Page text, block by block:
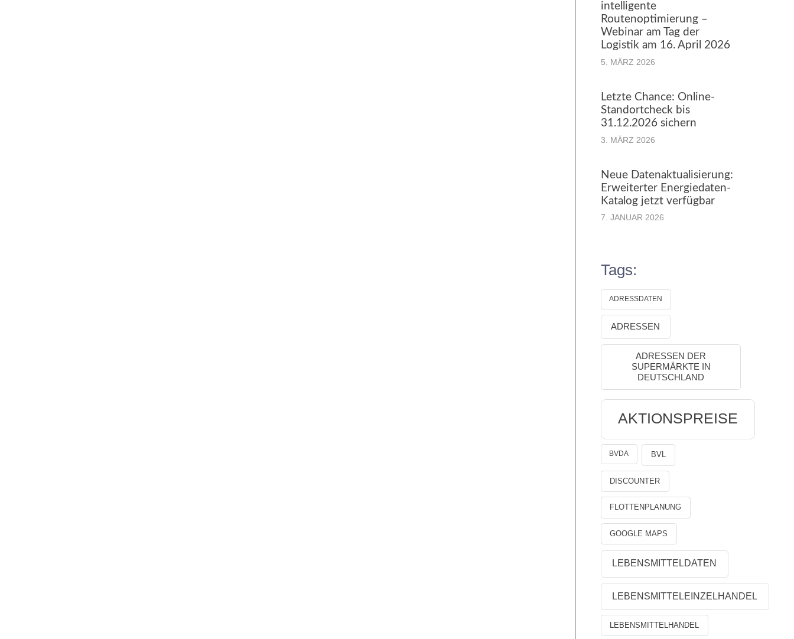
intelligente
Routenoptimierung –
Webinar am Tag der
Logistik am 16. April 2026
5. MÄRZ 2026
Letzte Chance: Online-
Standortcheck bis
31.12.2026 sichern
3. MÄRZ 2026
Neue Datenaktualisierung:
Erweiterter Energiedaten-
Katalog jetzt verfügbar
7. JANUAR 2026
Tags:
ADRESSDATEN
ADRESSEN
ADRESSEN DER
SUPERMÄRKTE IN
DEUTSCHLAND
AKTIONSPREISE
BVDA BVL
DISCOUNTER
FLOTTENPLANUNG
GOOGLE MAPS
LEBENSMITTELDATEN
LEBENSMITTELEINZELHANDEL
LEBENSMITTELHANDEL